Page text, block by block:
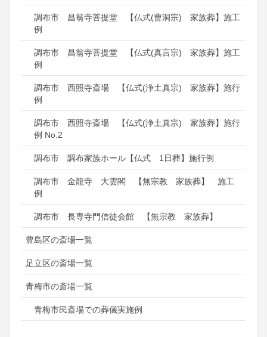
調布市 昌翁寺菩提堂 【仏式(曹洞宗) 家族葬】施工
例
調布市 昌翁寺菩提堂 【仏式(真言宗) 家族葬】施工
例
調布市 西照寺斎場 【仏式(浄土真宗) 家族葬】施行
例
調布市 西照寺斎場 【仏式(浄土真宗) 家族葬】施行
例 No.2
調布市 調布家族ホール【仏式 1日葬】施行例
調布市 金龍寺 大雲閣 【無宗教 家族葬】 施工
例
調布市 長専寺門信徒会館 【無宗教 家族葬】
豊島区の斎場一覧
足立区の斎場一覧
青梅市の斎場一覧
青梅市民斎場での葬儀実施例